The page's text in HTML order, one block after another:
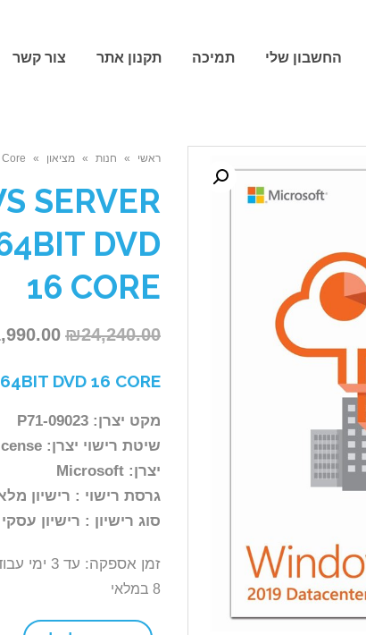
החשבון שלי תמיכה תקנון אתר צור קשר
ראשי » חנות » מציאון »
SERVER
DVD
16 CORE
₪24,240.00
המחיר
היה:DVD 16 CORE
מקט יצרן: P71-09023
שיטת רישוי יצרן: OEM License
יצרן: Microsoft
גרסת רישוי : רישיון
סוג רישיון : רישיון
זמן אספקה: עד 3 ימי עבודה.
8 במלאי